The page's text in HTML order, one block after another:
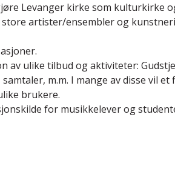
Levanger kirke som kulturkirke
artister/ensembler og
av ulike tilbud og aktiviteter:
m.m. I mange av disse vil
brukere.
for musikkelever og